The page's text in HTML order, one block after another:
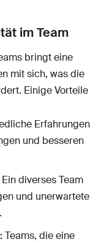
im Team
bringt eine
mit sich, was die
Einige Vorteile
Erfahrungen
und besseren
Ein diverses Team
und unerwartete
Teams, die eine